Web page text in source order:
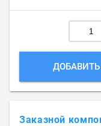
Заказной